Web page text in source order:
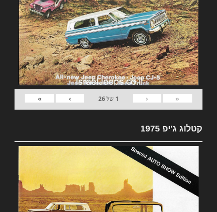
«
‹
1 של26
›
»
קטלוג ג'יפ 1975